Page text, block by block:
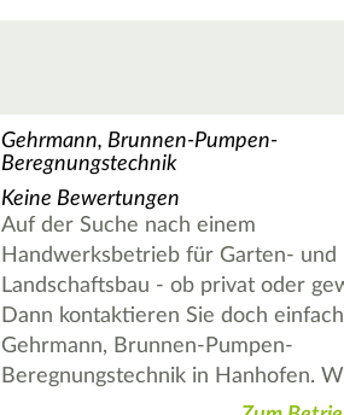
Gehrmann, Brunnen-Pumpen-
Beregnungstechnik
Keine Bewertungen
Auf der Suche nach einem
Handwerksbetrieb für Garten- und
Landschaftsbau - ob privat oder
Dann kontaktieren Sie doch einfach
Gehrmann, Brunnen-Pumpen-
Beregnungstechnik in Hanhofen.